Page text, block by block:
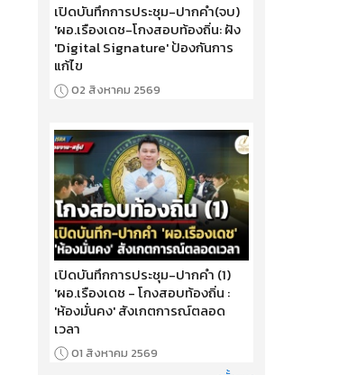
เปิดบันทึกการประชุม-ปากคำ(จบ)
'ผอ.เรืองเดช-โกงสอบท้องถิ่น: ฝัง
'Digital Signature' ป้องกันการ
แก้ไข
02 สิงหาคม 2569
เปิดบันทึกการประชุม-ปากคำ (1)
'ผอ.เรืองเดช - โกงสอบท้องถิ่น :
'ห้องมั่นคง' สังเกตการณ์ตลอด
เวลา
01 สิงหาคม 2569